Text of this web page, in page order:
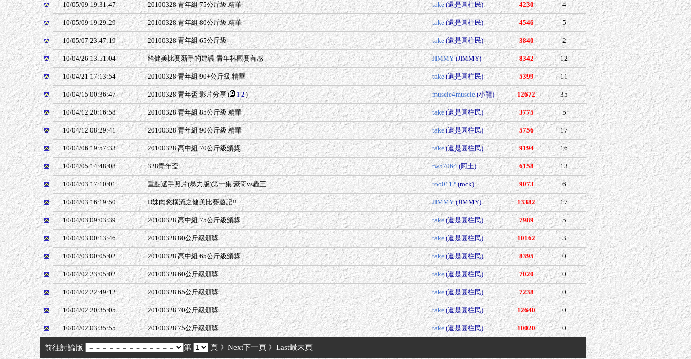
10/05/09 19:31:47 20100328 青年組 75公斤級 精華 take (還是圓柱民) 4230 4
10/05/09 19:29:29 20100328 青年組 80公斤級 精華 take (還是圓柱民) 4546 5
10/05/07 23:47:19 20100328 青年組 65公斤級 take (還是圓柱民) 3840 2
10/04/26 13:51:04 給健美比賽新手的建議-青年杯觀賽有感 JIMMY (JIMMY) 8342 12
10/04/21 17:13:54 20100328 青年組 90+公斤級 精華 take (還是圓柱民) 5399 11
10/04/15 00:36:47 20100328 青年盃 影片分享( 1 2) muscle4muscle (小龍) 12672 35
10/04/12 20:16:58 20100328 青年組 85公斤級 精華 take (還是圓柱民) 3775 5
10/04/12 08:29:41 20100328 青年組 90公斤級 精華 take (還是圓柱民) 5756 17
10/04/06 19:57:33 20100328 高中組 70公斤級頒獎 take (還是圓柱民) 9194 16
10/04/05 14:48:08 328青年盃 tw57064 (阿土) 6158 13
10/04/03 17:10:01 重點選手照片(暴力版)第一集 豪哥vs蟲王 roo0112 (rock) 9073 6
10/04/03 16:19:50 D妹肉慾橫流之健美比賽遊記!! JIMMY (JIMMY) 13382 17
10/04/03 09:03:39 20100328 高中組 75公斤級頒獎 take (還是圓柱民) 7989 5
10/04/03 00:13:46 20100328 80公斤級頒獎 take (還是圓柱民) 10162 3
10/04/03 00:05:02 20100328 高中組 65公斤級頒獎 take (還是圓柱民) 8395 0
10/04/02 23:05:02 20100328 60公斤級頒獎 take (還是圓柱民) 7020 0
10/04/02 22:49:12 20100328 65公斤級頒獎 take (還是圓柱民) 7238 0
10/04/02 20:35:05 20100328 70公斤級頒獎 take (還是圓柱民) 12640 0
10/04/02 03:35:55 20100328 75公斤級頒獎 take (還是圓柱民) 10020 0
前往討論版 第 頁 》Next下一頁 》Last最末頁